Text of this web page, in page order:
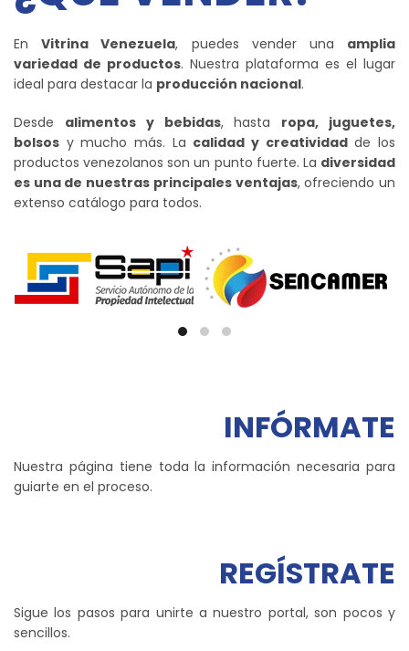
EnVitrina Venezuela, puedes vender una amplia
variedad de productos. Nuestra plataforma es el lugar
ideal para destacar la producción nacional.
Desde alimentos y bebidas, hasta ropa, juguetes,
bolsos y mucho más. La calidad y creatividadde los
productos venezolanos son un punto fuerte. La diversidad
es una de nuestras principales ventajas, ofreciendo un
extenso catálogo para todos.
INFÓRMATE
Nuestra página tiene toda la información necesaria para
guiarte en el proceso.
REGÍSTRATE
Sigue los pasos para unirte a nuestro portal, son pocos y
sencillos.